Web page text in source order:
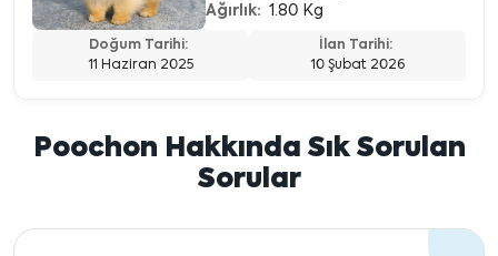
Ağırlık: 1.80 Kg
Doğum Tarihi:
11 Haziran 2025
İlan Tarihi:
10 Şubat 2026
Poochon Hakkında Sık Sorulan
Sorular